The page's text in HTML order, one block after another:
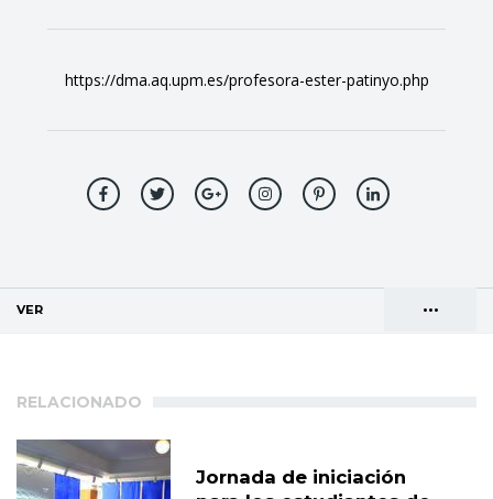
https://dma.aq.upm.es/profesora-ester-patinyo.php
•••
VER
RELACIONADO
Jornada de iniciación